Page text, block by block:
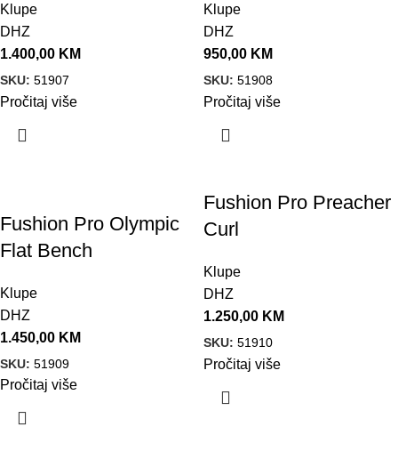
Klupe
DHZ
1.400,00 KM
SKU: 51907
Pročitaj više
Klupe
DHZ
950,00 KM
SKU: 51908
Pročitaj više
Fushion Pro Olympic
Flat Bench
Klupe
DHZ
1.450,00 KM
SKU: 51909
Pročitaj više
Fushion Pro Preacher
Curl
Klupe
DHZ
1.250,00 KM
SKU: 51910
Pročitaj više